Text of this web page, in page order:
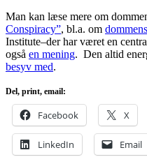
Man kan læse mere om
Conspiracy”, bl.a. om
Institute–der har været en
også en mening. Den altid
besyv med.
Del, print, email:
Facebook X
LinkedIn Email